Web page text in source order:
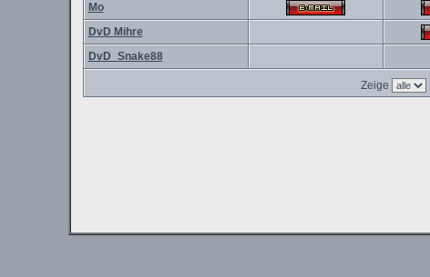
Mo
DvD Mihre
DvD_Snake88
Zeige